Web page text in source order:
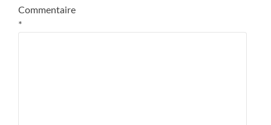
Commentaire
*